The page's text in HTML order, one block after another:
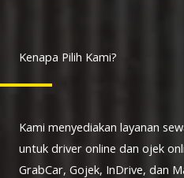
Kenapa Pilih Kami?
Kami menyediakan layanan
untuk driver online dan ojek
GrabCar, Gojek, InDrive, dan